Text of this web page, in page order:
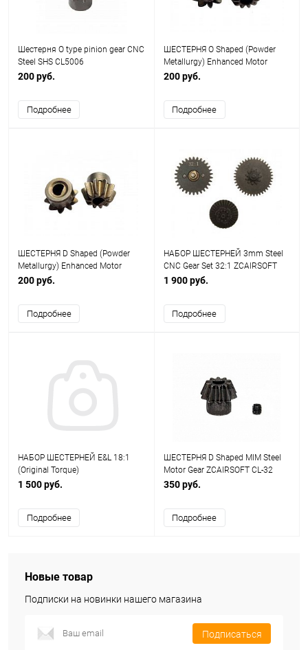
Шестерня O type pinion gear CNC
Steel SHS CL5006
200 руб.
Подробнее
ШЕСТЕРНЯ O Shaped (Powder
Metallurgy) Enhanced Motor
Pinion ZCAIRSOFT CL-30
200 руб.
Подробнее
ШЕСТЕРНЯ D Shaped (Powder
Metallurgy) Enhanced Motor
Pinion ZCAIRSOFT CL-29
200 руб.
Подробнее
НАБОР ШЕСТЕРНЕЙ 3mm Steel
CNC Gear Set 32:1 ZCAIRSOFT
CL-04
1 900 руб.
Подробнее
НАБОР ШЕСТЕРНЕЙ E&L 18:1
(Original Torque)
1 500 руб.
Подробнее
ШЕСТЕРНЯ D Shaped MIM Steel
Motor Gear ZCAIRSOFT CL-32
350 руб.
Подробнее
Новые товар
Подписки на новинки нашего магазина
Подписаться